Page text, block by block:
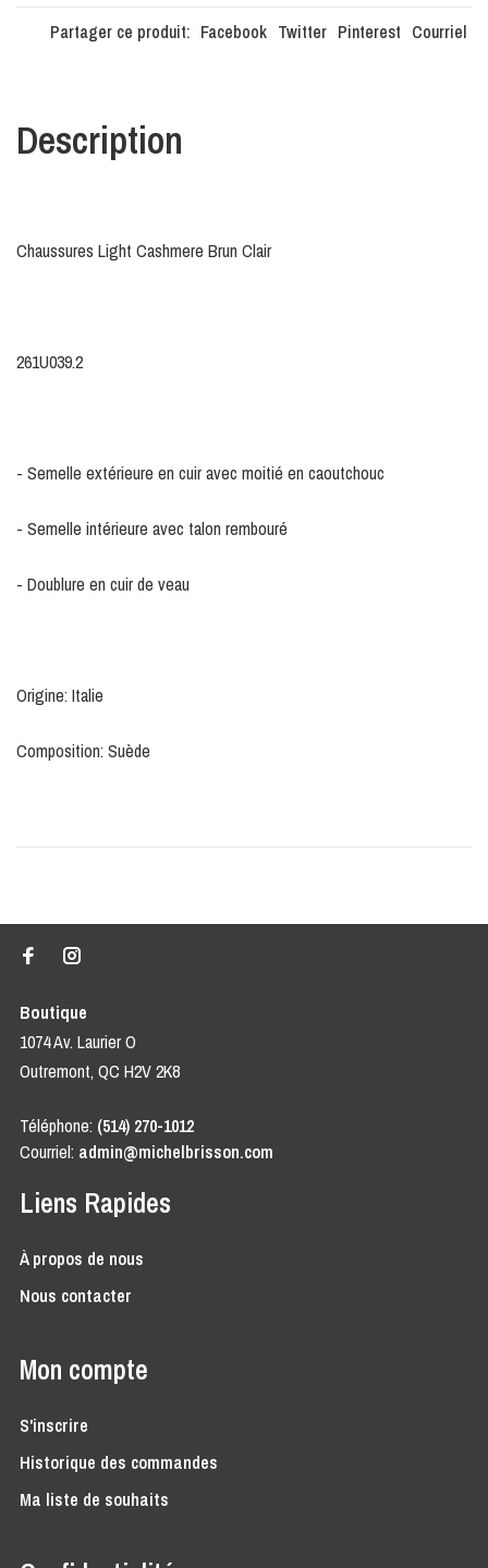
Partager ce produit: Facebook Twitter Pinterest Courriel
Description
Chaussures Light Cashmere Brun Clair
261U039.2
- Semelle extérieure en cuir avec moitié en caoutchouc
- Semelle intérieure avec talon rembouré
- Doublure en cuir de veau
Origine: Italie
Composition: Suède
Boutique
1074 Av. Laurier O
Outremont, QC H2V 2K8
Téléphone: (514) 270-1012
Courriel: admin@michelbrisson.com
Liens Rapides
À propos de nous
Nous contacter
Mon compte
S'inscrire
Historique des commandes
Ma liste de souhaits